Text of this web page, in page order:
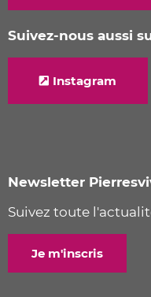
Suivez-nous aussi
Instagram
Newsletter
Suivez toute
Je m'inscris